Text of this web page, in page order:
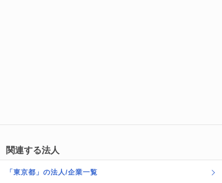
関連する法人
「東京都」の法人/企業一覧